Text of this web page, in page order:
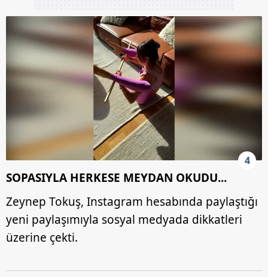
4
SOPASIYLA HERKESE MEYDAN OKUDU...
Zeynep Tokuş, Instagram hesabında paylaştığı
yeni paylaşımıyla sosyal medyada dikkatleri
üzerine çekti.